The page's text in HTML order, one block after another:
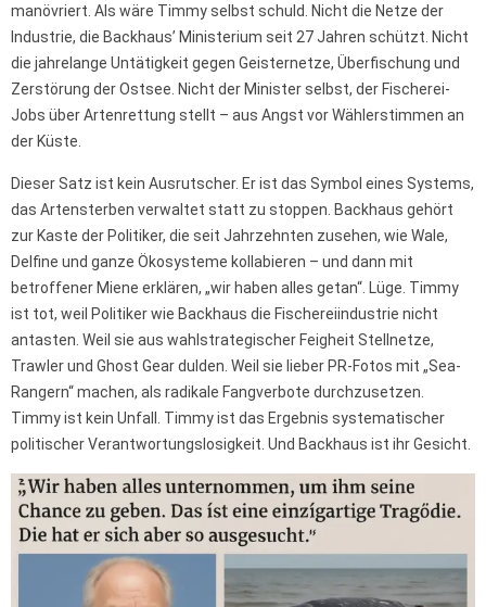
manövriert. Als wäre Timmy selbst schuld. Nicht die Netze der
Industrie, die Backhaus’ Ministerium seit 27 Jahren schützt. Nicht
die jahrelange Untätigkeit gegen Geisternetze, Überfischung und
Zerstörung der Ostsee. Nicht der Minister selbst, der Fischerei-
Jobs über Artenrettung stellt – aus Angst vor Wählerstimmen an
der Küste.
Dieser Satz ist kein Ausrutscher. Er ist das Symbol eines Systems,
das Artensterben verwaltet statt zu stoppen. Backhaus gehört
zur Kaste der Politiker, die seit Jahrzehnten zusehen, wie Wale,
Delfine und ganze Ökosysteme kollabieren – und dann mit
betroffener Miene erklären, „wir haben alles getan“. Lüge. Timmy
ist tot, weil Politiker wie Backhaus die Fischereiindustrie nicht
antasten. Weil sie aus wahlstrategischer Feigheit Stellnetze,
Trawler und Ghost Gear dulden. Weil sie lieber PR-Fotos mit „Sea-
Rangern“ machen, als radikale Fangverbote durchzusetzen.
Timmy ist kein Unfall. Timmy ist das Ergebnis systematischer
politischer Verantwortungslosigkeit. Und Backhaus ist ihr Gesicht.